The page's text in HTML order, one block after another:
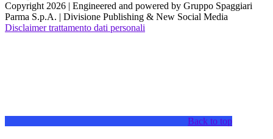
Copyright 2026 | Engineered and powered by Gruppo Spaggiari
Parma S.p.A. | Divisione Publishing & New Social Media
Disclaimer trattamento dati personali
Back to top